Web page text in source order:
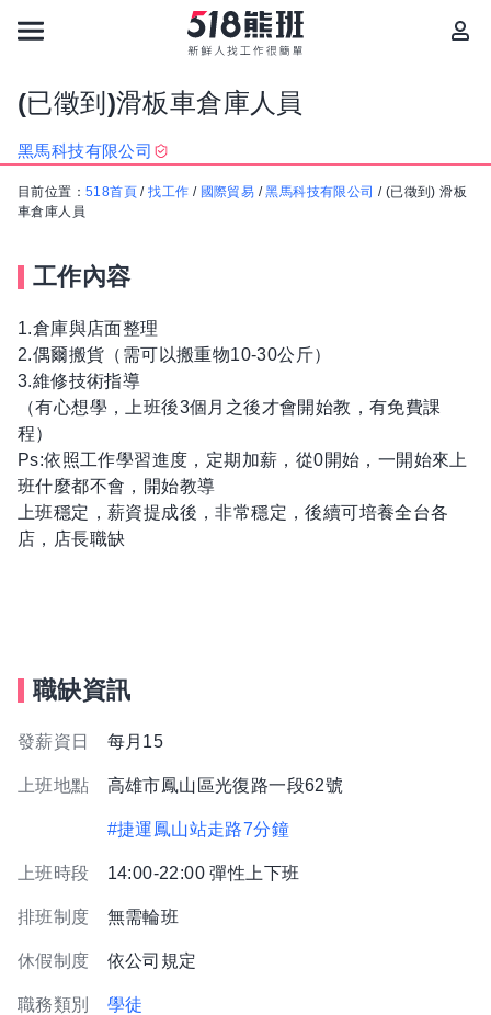
(已徵到)滑板車倉庫人員
黑馬科技有限公司
目前位置： 518首頁 /找工作 / 國際貿易 /黑馬科技有限公司 / (已徵到) 滑板
車倉庫人員
工作內容
1.倉庫與店面整理
2.偶爾搬貨（需可以搬重物10-30公斤）
3.維修技術指導
（有心想學，上班後3個月之後才會開始教，有免費課
程）
Ps:依照工作學習進度，定期加薪，從0開始，一開始來上
班什麼都不會，開始教導
上班穩定，薪資提成後，非常穩定，後續可培養全台各
店，店長職缺
職缺資訊
發薪資日 每月15
上班地點 高雄市鳳山區光復路一段62號
#捷運鳳山站走路7分鐘
上班時段 14:00-22:00 彈性上下班
排班制度 無需輪班
休假制度 依公司規定
職務類別 學徒